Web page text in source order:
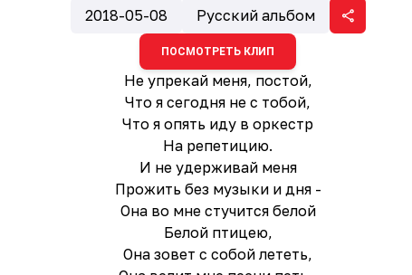
2018-05-08 Русский альбом
ПОСМОТРЕТЬ КЛИП
Не упрекай меня, постой,
Что я сегодня не с тобой,
Что я опять иду в оркестр
На репетицию.
И не удерживай меня
Прожить без музыки и дня -
Она во мне стучится белой
Белой птицею,
Она зовет с собой лететь,